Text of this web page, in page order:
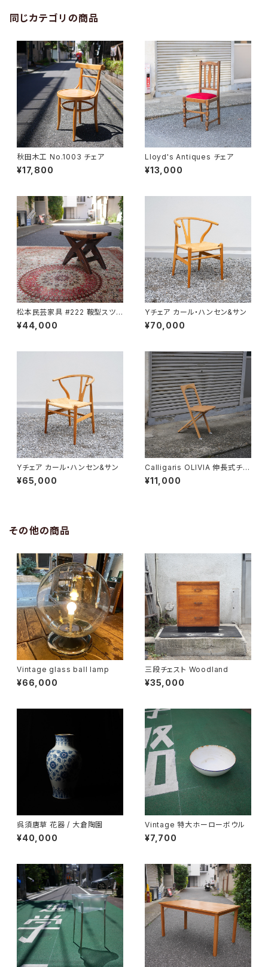
同じカテゴリの商品
秋田木工 No.1003 チェア
¥17,800
Lloyd's Antiques チェア
¥13,000
松本民芸家具 #222 鞍型スツ
ール
¥44,000
Yチェア カール・ハンセン&サン
¥70,000
Yチェア カール・ハンセン&サン
¥65,000
Calligaris OLIVIA 伸長式チェ
ア
¥11,000
その他の商品
Vintage glass ball lamp
¥66,000
三段チェスト Woodland
¥35,000
呉須唐草 花器 / 大倉陶園
¥40,000
Vintage 特大ホーローボウル
¥7,700